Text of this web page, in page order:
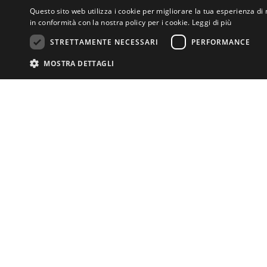
Questo sito web utilizza i cookie per migliorare la tua esperienza
in conformità con la nostra policy per i cookie. Leggi di più
STRETTAMENTE NECESSARI
PERFORMANCE
MOSTRA DETTAGLI